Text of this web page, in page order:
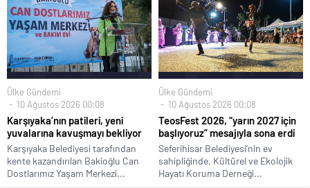
Ülke Gündemi
10 Ağustos 2026 00:08
Karşıyaka’nın patileri, yeni
yuvalarına kavuşmayı bekliyor
Karşıyaka Belediyesi tarafından
kente kazandırılan Bakioğlu Can
Dostlarımız Yaşam Merkezi...
Ülke Gündemi
10 Ağustos 2026 00:08
TeosFest 2026, “yarın 2027 için
başlıyoruz” mesajıyla sona erdi
Seferihisar Belediyesi’nin ev
sahipliğinde, Kültürel ve Ekolojik
Hayatı Koruma Derneği...